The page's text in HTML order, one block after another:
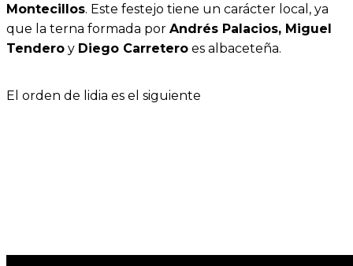
Montecillos. Este festejo tiene un carácter local, ya
que la terna formada por Andrés Palacios, Miguel
Tendero y Diego Carretero es albaceteña.
El orden de lidia es el siguiente